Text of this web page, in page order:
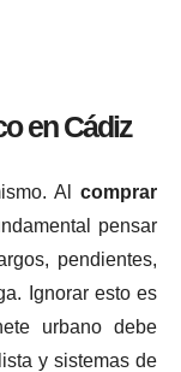
en Cádiz
Al comprar
pensar
pendientes,
Ignorar esto es
urbano debe
y sistemas de